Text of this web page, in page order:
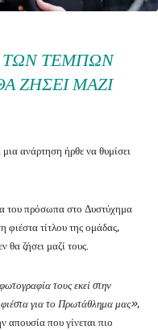
ΤΩΝ ΤΕΜΠΏΝ
ΖΉΣΕΙ ΜΑΖΊ
μια ανάρτηση ήρθε να θυμίσει
του πρόσωπα στο Δυστύχημα
φιέστα τίτλου της ομάδας,
θα ζήσει μαζί τους.
τους εκεί στην
για το Πρωτάθλημα μας»,
απουσία που γίνεται πιο